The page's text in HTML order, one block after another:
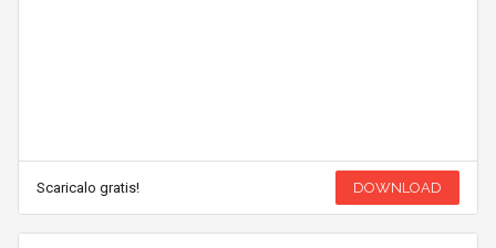
Scaricalo gratis! DOWNLOAD